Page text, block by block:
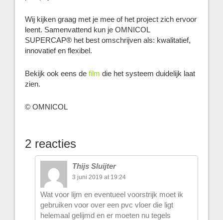
Wij kijken graag met je mee of het project zich ervoor
leent. Samenvattend kun je OMNICOL
SUPERCAP® het best omschrijven als: kwalitatief,
innovatief en flexibel.
Bekijk ook eens de film die het systeem duidelijk laat
zien.
© OMNICOL
2 reacties
Thijs Sluijter
3 juni 2019 at 19:24
Wat voor lijm en eventueel voorstrijk moet ik
gebruiken voor over een pvc vloer die ligt
helemaal gelijmd en er moeten nu tegels